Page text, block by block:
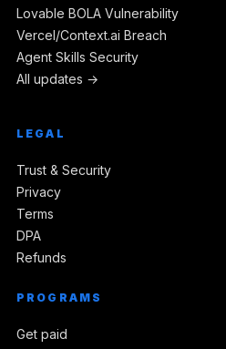
Lovable BOLA Vulnerability
Vercel/Context.ai Breach
Agent Skills Security
All updates →
LEGAL
Trust & Security
Privacy
Terms
DPA
Refunds
PROGRAMS
Get paid